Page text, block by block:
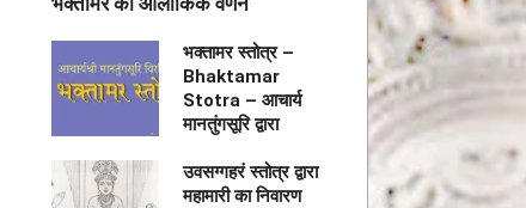
भक्तामर स्तोत्र –
Bhaktamar
Stotra – आचार्य
मानतुंगसूरि द्वारा
उवसग्गहरं स्तोत्र द्वारा
महामारी का निवारण